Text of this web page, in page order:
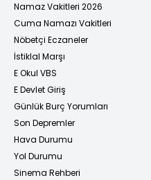
Namaz Vakitleri 2026
Cuma Namazı Vakitleri
Nöbetçi Eczaneler
İstiklal Marşı
E Okul VBS
E Devlet Giriş
Günlük Burç Yorumları
Son Depremler
Hava Durumu
Yol Durumu
Sinema Rehberi